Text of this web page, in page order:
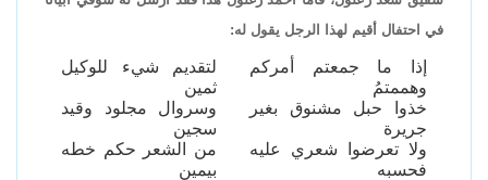
في احتفال أقيم لهذا الرجل يقول له:
إذا ما جمعتم أمركم
وهممتمُ
لتقديم شيء للوكيل
ثمين
خذوا حبل مشنوق بغير
جريرة
وسروال مجلود وقيد
سجين
ولا تعرضوا شعري عليه
فحسبه
من الشعر حكم خطه
بيمين